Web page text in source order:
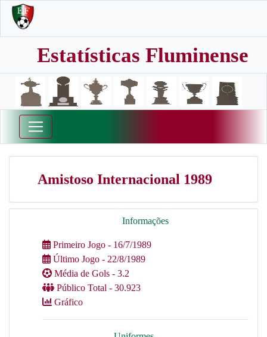
Estatísticas Fluminense
Amistoso Internacional 1989
Informações
Primeiro Jogo - 16/7/1989
Último Jogo - 22/8/1989
Média de Gols - 3.2
Público Total - 30.923
Gráfico